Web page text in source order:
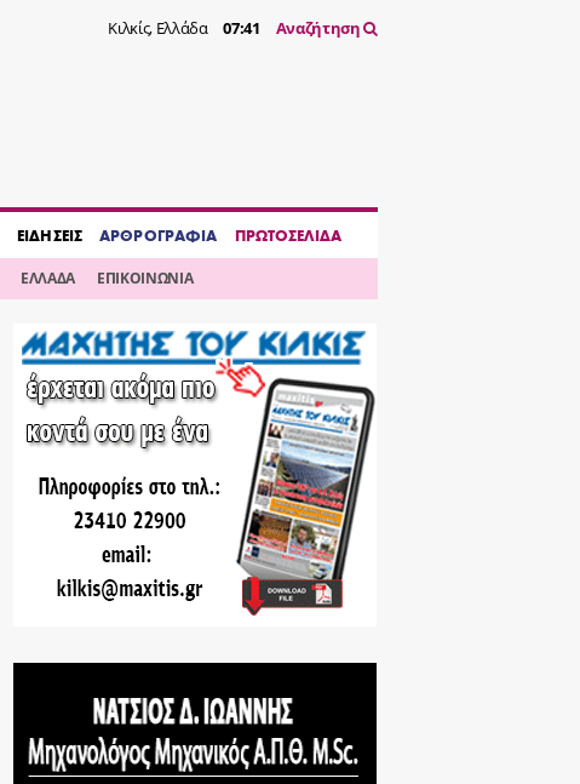
Κιλκίς, Ελλάδα 07:41 Αναζήτηση
ΕΙΔΗΣΕΙΣ ΑΡΘΡΟΓΡΑΦΙΑ ΠΡΩΤΟΣΕΛΙΔΑ
ΕΛΛΑΔΑ ΕΠΙΚΟΙΝΩΝΙΑ